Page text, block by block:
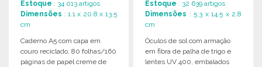
Estoque : 34 013 artigos
Dimensões : 1.1 x 20.8 x 13.5
cm
Caderno A5 com capa em
couro reciclado, 80 folhas/160
páginas de papel creme de
Estoque : 32 639 artigos
Dimensões : 5.3 x 14.5 x 2.8
cm
Óculos de sol com armação
em fibra de palha de trigo e
lentes UV 400, embalados